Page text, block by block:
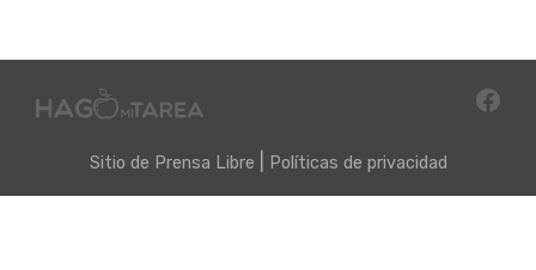
Sitio de Prensa Libre Políticas de privacidad